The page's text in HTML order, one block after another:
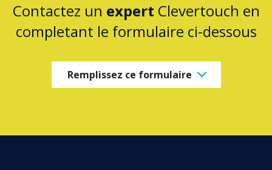
Contactez un expert Clevertouch en
completant le formulaire ci-dessous
Remplissez ce formulaire